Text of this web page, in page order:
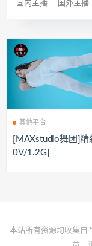
国内主播 国外主播
其他平台
[MAXstudio舞团]精
0V/1.2G]
本站所有资源均收集自